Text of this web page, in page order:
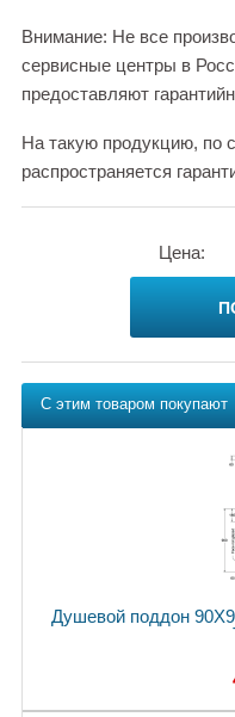
Внимание: Не все
сервисные центры в
предоставляют
На такую продукцию, по
распространяется
Цена:
С этим товаром покупают
Душевой поддон